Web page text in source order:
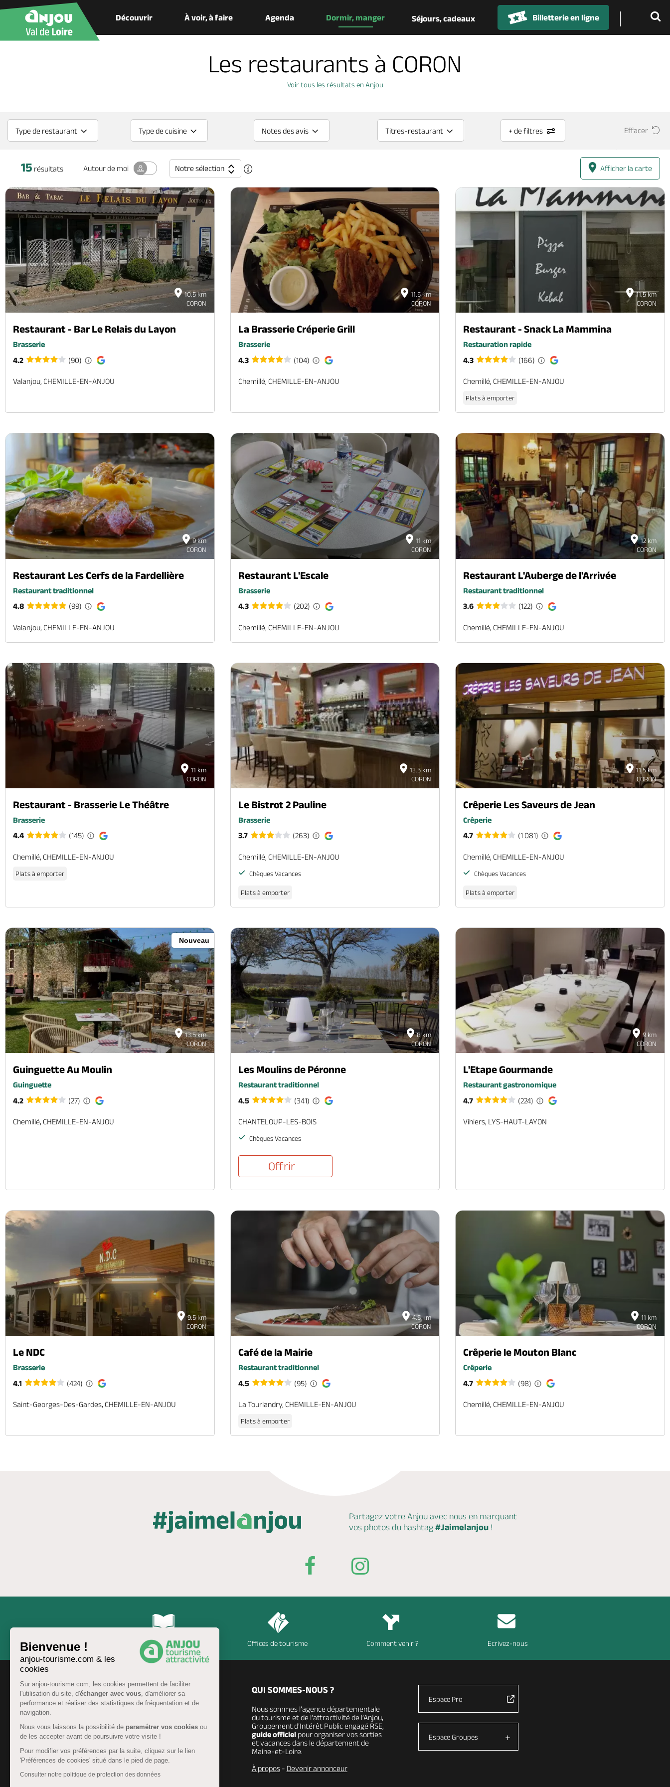
Bienvenue !
anjou-tourisme.com & les
cookies
Sur anjou-tourisme.com, les cookies permettent de faciliter
l'utilisation du site, d'échanger avec vous, d'améliorer sa
performance et réaliser des statistiques de fréquentation et de
navigation.
Nous vous laissons la possibilité de paramétrer vos cookies ou
de les accepter avant de poursuivre votre visite !
Pour modifier vos préférences par la suite, cliquez sur le lien
'Préférences de cookies' situé dans le pied de page.
Consulter notre politique de protection des données
Découvrir À voir, à faire Agenda Dormir, manger Séjours, cadeaux Billetterie en ligne
Les restaurants à CORON
Voir tous les résultats en Anjou
Type de restaurant Type de cuisine Notes des avis Titres-restaurant + de filtres Effacer
15 résultats Autourde moi Notre sélection Afficher la carte
10.5 km
CORON
Restaurant - Bar Le Relais du Layon
Brasserie
4.2
(90)
Valanjou, CHEMILLE-EN-ANJOU
11.5 km
CORON
La Brasserie Créperie Grill
Brasserie
4.3
(104)
Chemillé, CHEMILLE-EN-ANJOU
11.5 km
CORON
Restaurant - Snack La Mammina
Restauration rapide
4.3
(166)
Chemillé, CHEMILLE-EN-ANJOU
Plats à emporter
9 km
CORON
Restaurant Les Cerfs de la Fardellière
Restaurant traditionnel
4.8
(99)
Valanjou, CHEMILLE-EN-ANJOU
11 km
CORON
Restaurant L'Escale
Brasserie
4.3
(202)
Chemillé, CHEMILLE-EN-ANJOU
12 km
CORON
Restaurant L'Auberge de l'Arrivée
Restaurant traditionnel
3.6
(122)
Chemillé, CHEMILLE-EN-ANJOU
11 km
CORON
Restaurant - Brasserie Le Théâtre
Brasserie
4.4
(145)
Chemillé, CHEMILLE-EN-ANJOU
Plats à emporter
13.5 km
CORON
Le Bistrot 2 Pauline
Brasserie
3.7
(263)
Chemillé, CHEMILLE-EN-ANJOU
Chèques Vacances
Plats à emporter
11.5 km
CORON
Crêperie Les Saveurs de Jean
Crêperie
4.7
(1 081)
Chemillé, CHEMILLE-EN-ANJOU
Chèques Vacances
Plats à emporter
13.5 km
CORON
Nouveau
Guinguette Au Moulin
Guinguette
4.2
(27)
Chemillé, CHEMILLE-EN-ANJOU
8 km
CORON
Les Moulins de Péronne
Restaurant traditionnel
4.5
(341)
CHANTELOUP-LES-BOIS
Chèques Vacances
Offrir
9 km
CORON
L'Etape Gourmande
Restaurant gastronomique
4.7
(224)
Vihiers, LYS-HAUT-LAYON
9.5 km
CORON
Le NDC
Brasserie
4.1
(424)
Saint-Georges-Des-Gardes, CHEMILLE-EN-ANJOU
4.5 km
CORON
Café de la Mairie
Restaurant traditionnel
4.5
(95)
La Tourlandry, CHEMILLE-EN-ANJOU
Plats à emporter
11 km
CORON
Crêperie le Mouton Blanc
Crêperie
4.7
(98)
Chemillé, CHEMILLE-EN-ANJOU
Partagez votre Anjou avec nous en marquant
vos photos du hashtag #Jaimelanjou !
Brochures & Cartes Offices de tourisme Comment venir ? Ecrivez-nous
FR
QUI SOMMES-NOUS ?
Nous sommes l’agence départementale
du tourisme et de l’attractivité de l’Anjou,
Groupement d’Intérêt Public engagé RSE,
guide officielpour organiser vos sorties
et vacances dans le département de
Maine-et-Loire.
À propos- Devenir annonceur
Espace Pro
Espace Groupes